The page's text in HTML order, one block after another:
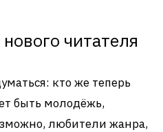
читателя
кто же теперь
быть молодёжь,
любители жанра,